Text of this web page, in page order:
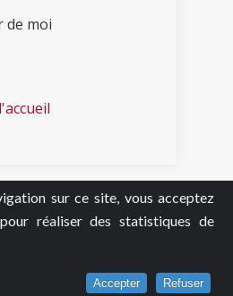
sur ce site, vous acceptez
réaliser des statistiques de
Accepter Refuser
de moi